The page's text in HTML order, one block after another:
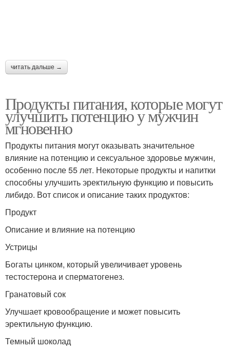
читать дальше →
Продукты питания, которые могут
улучшить потенцию у мужчин
мгновенно
Продукты питания могут оказывать значительное
влияние на потенцию и сексуальное здоровье мужчин,
особенно после 55 лет. Некоторые продукты и напитки
способны улучшить эректильную функцию и повысить
либидо. Вот список и описание таких продуктов:
Продукт
Описание и влияние на потенцию
Устрицы
Богаты цинком, который увеличивает уровень
тестостерона и сперматогенез.
Гранатовый сок
Улучшает кровообращение и может повысить
эректильную функцию.
Темный шоколад